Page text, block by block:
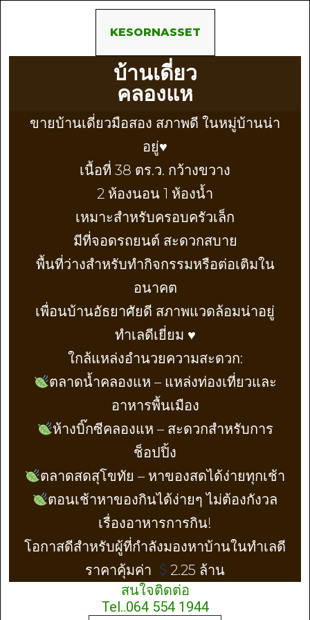
KESORNASSET
บ้านเดี่ยว
คลองแห
ขายบ้านเดี่ยวมือสอง สภาพดี ในหมู่บ้านน่า
อยู่♥️
เนื้อที่ 38 ตร.ว. กว้างขวาง
2 ห้องนอน 1 ห้องน้ำ
เหมาะสำหรับครอบครัวเล็ก
มีที่จอดรถยนต์ สะดวกสบาย
พื้นที่ว่างสำหรับทำกิจกรรมหรือต่อเติมใน
อนาคต
เพื่อนบ้านอัธยาศัยดี สภาพแวดล้อมน่าอยู่
ทำเลดีเยี่ยม ♥️
ใกล้แหล่งอำนวยความสะดวก:
ตลาดน้ำคลองแห – แหล่งท่องเที่ยวและ
อาหารพื้นเมือง
ห้างบิ๊กซีคลองแห – สะดวกสำหรับการ
ช็อปปิ้ง
ตลาดสดสุโขทัย – หาของสดได้ง่ายทุกเช้า
ตอนเช้าหาของกินได้ง่ายๆ ไม่ต้องกังวล
เรื่องอาหารการกิน!
โอกาสดีสำหรับผู้ที่กำลังมองหาบ้านในทำเลดี
ราคาคุ้มค่า
2.25 ล้าน
สนใจติดต่อ
Tel..064 554 1944